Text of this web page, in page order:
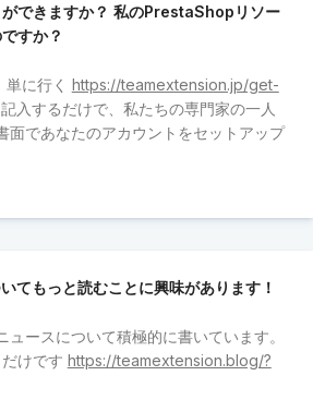
ができますか？ 私のPrestaShopリソー
すか？
に行く https://teamextension.jp/get-
入するだけで、私たちの専門家の一人
面であなたのアカウントをセットアップ
てもっと読むことに興味があります！
ースについて積極的に書いています。
けです https://teamextension.blog/?